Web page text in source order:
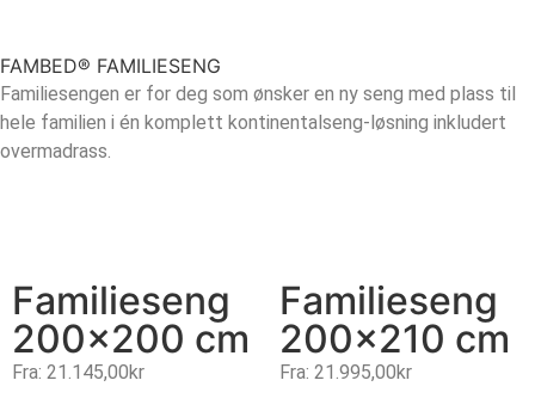
FAMBED® FAMILIESENG
Familiesengen er for deg som ønsker en ny seng med plass til
hele familien i én komplett kontinentalseng-løsning inkludert
overmadrass.
Familieseng
200×200 cm
Fra: 21.145,00kr
Familieseng
200×210 cm
Fra: 21.995,00kr